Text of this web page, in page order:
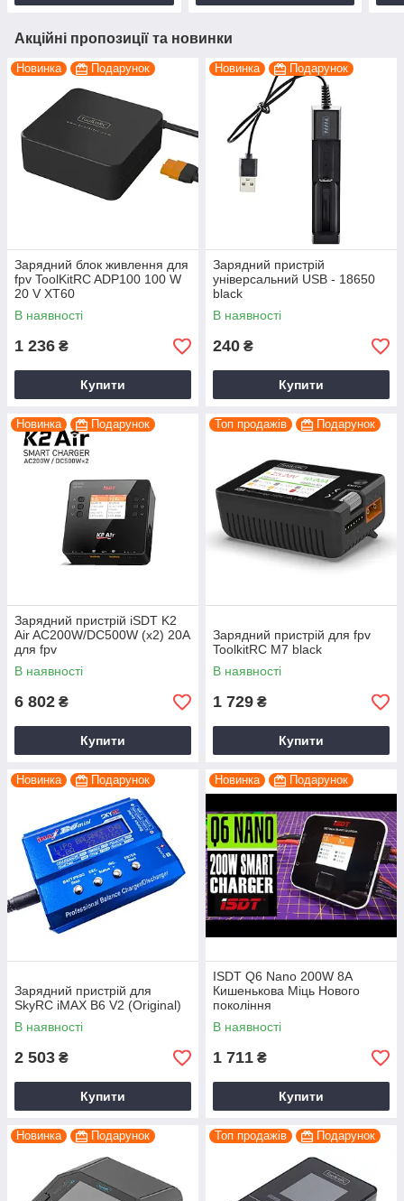
Акційні пропозиції та новинки
Новинка Подарунок
Зарядний блок живлення для
fpv ToolKitRC ADP100 100 W
20 V XT60
В наявності
1 236 ₴
Купити
Новинка Подарунок
Зарядний пристрій
універсальний USB - 18650
black
В наявності
240 ₴
Купити
Новинка Подарунок
Зарядний пристрій iSDT K2
Air AC200W/DC500W (x2) 20A
для fpv
В наявності
6 802 ₴
Купити
Топ продажів Подарунок
Зарядний пристрій для fpv
ToolkitRC M7 black
В наявності
1 729 ₴
Купити
Новинка Подарунок
Зарядний пристрій для
SkyRC iMAX B6 V2 (Original)
В наявності
2 503 ₴
Купити
Новинка Подарунок
ISDT Q6 Nano 200W 8A
Кишенькова Міць Нового
покоління
В наявності
1 711 ₴
Купити
Новинка Подарунок Топ продажів Подарунок